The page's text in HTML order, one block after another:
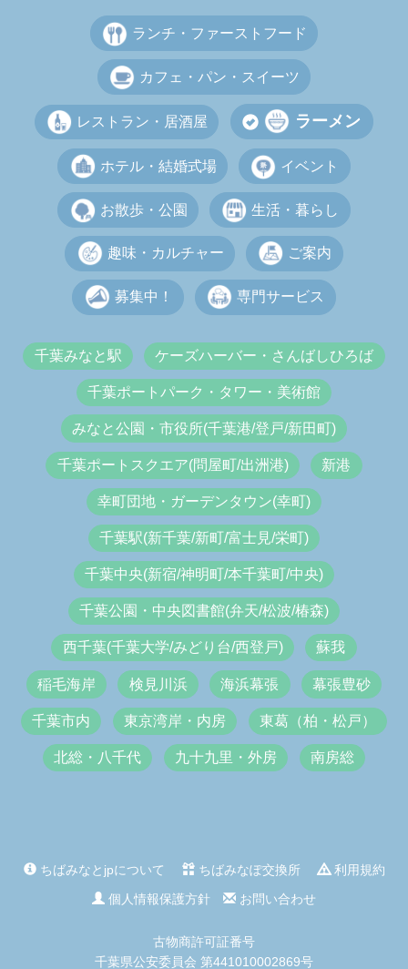
ランチ・ファーストフード
カフェ・パン・スイーツ
レストラン・居酒屋 ラーメン
ホテル・結婚式場 イベント
お散歩・公園 生活・暮らし
趣味・カルチャー ご案内
募集中！ 専門サービス
千葉みなと駅 ケーズハーバー・さんばしひろば
千葉ポートパーク・タワー・美術館
みなと公園・市役所(千葉港/登戸/新田町)
千葉ポートスクエア(問屋町/出洲港) 新港
幸町団地・ガーデンタウン(幸町)
千葉駅(新千葉/新町/富士見/栄町)
千葉中央(新宿/神明町/本千葉町/中央)
千葉公園・中央図書館(弁天/松波/椿森)
西千葉(千葉大学/みどり台/西登戸) 蘇我
稲毛海岸 検見川浜 海浜幕張 幕張豊砂
千葉市内 東京湾岸・内房 東葛（柏・松戸）
北総・八千代 九十九里・外房 南房総
ちばみなとjpについて ちばみなぽ交換所
利用規約
個人情報保護方針
お問い合わせ
古物商許可証番号
千葉県公安委員会 第441010002869号